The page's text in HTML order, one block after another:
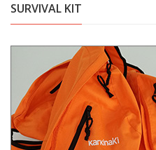
SURVIVAL KIT